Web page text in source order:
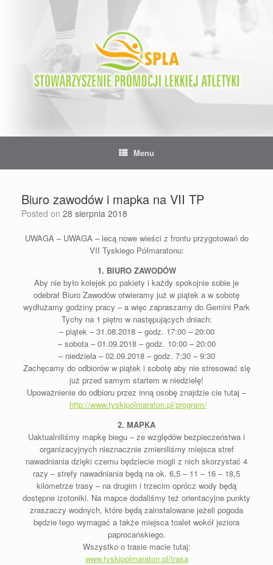
Menu
Biuro zawodów i mapka na VII TP
Posted on 28 sierpnia 2018
UWAGA – UWAGA – lecą nowe wieści z frontu przygotowań do
VII Tyskiego Półmaratonu:
1. BIURO ZAWODÓW
Aby nie było kolejek po pakiety i każdy spokojnie sobie je
odebrał Biuro Zawodów otwieramy już w piątek a w sobotę
wydłużamy godziny pracy – a więc zapraszamy do Gemini Park
Tychy na 1 piętro w następujących dniach:
– piątek – 31.08.2018 – godz. 17:00 – 20:00
– sobota – 01.09.2018 – godz. 10:00 – 20:00
– niedziela – 02.09.2018 – godz. 7:30 – 9:30
Zachęcamy do odbiorów w piątek i sobotę aby nie stresować się
już przed samym startem w niedzielę!
Upoważnienie do odbioru przez inną osobę znajdzie cie tutaj –
http://www.tyskipolmaraton.pl/program/
2. MAPKA
Uaktualniliśmy mapkę biegu – ze względów bezpieczeństwa i
organizacyjnych nieznacznie zmieniliśmy miejsca stref
nawadniania dzięki czemu będziecie mogli z nich skorzystać 4
razy – strefy nawadniania będą na ok. 6,5 – 11 – 16 – 18,5
kilometrze trasy – na drugim i trzecim oprócz wody będą
dostępne izotoniki. Na mapce dodaliśmy też orientacyjne punkty
zraszaczy wodnych, które będą zainstalowane jeżeli pogoda
będzie tego wymagać a także miejsca toalet wokół jeziora
paprocańskiego.
Wszystko o trasie macie tutaj:
www.tyskipolmaraton.pl/trasa